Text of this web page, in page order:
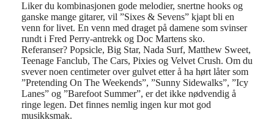
Liker du kombinasjonen gode melodier, snertne hooks og
ganske mange gitarer, vil ”Sixes & Sevens” kjapt bli en
venn for livet. En venn med draget på damene som svinser
rundt i Fred Perry-antrekk og Doc Martens sko.
Referanser? Popsicle, Big Star, Nada Surf, Matthew Sweet,
Teenage Fanclub, The Cars, Pixies og Velvet Crush. Om du
svever noen centimeter over gulvet etter å ha hørt låter som
”Pretending On The Weekends”, ”Sunny Sidewalks”, ”Icy
Lanes” og ”Barefoot Summer”, er det ikke nødvendig å
ringe legen. Det finnes nemlig ingen kur mot god
musikksmak.